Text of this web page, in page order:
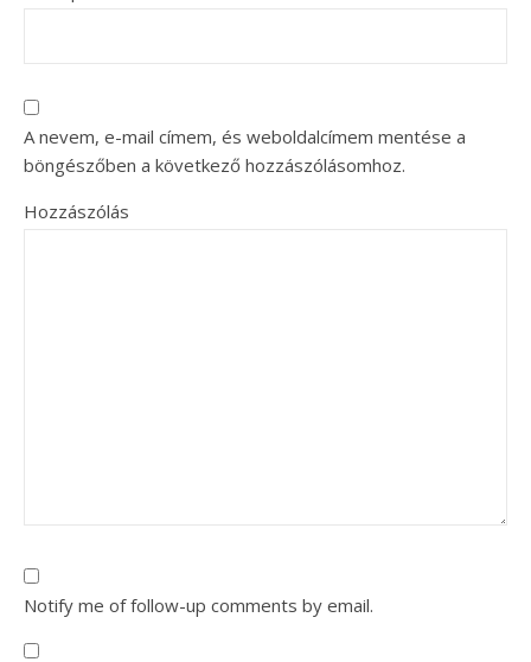
A nevem, e-mail címem, és weboldalcímem mentése a
böngészőben a következő hozzászólásomhoz.
Hozzászólás
Notify me of follow-up comments by email.